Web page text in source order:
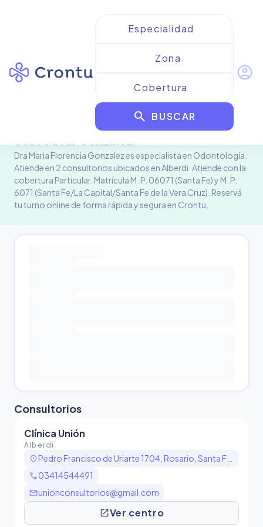
search BUSCAR
account_circle
Profesional de la salud
Dra. Maria Florencia
Dra Maria Florencia Gonzalez es especialista en Odontología.
Atiende en 2 consultorios ubicados en Alberdi. Atiende con la
cobertura Particular. Matrícula M. P. 06071 (Santa Fe) y M. P.
6071 (Santa Fe/La Capital/Santa Fe de la Vera Cruz). Reservá
tu turno online de forma rápida y segura en Crontu.
Consultorios
Clínica Unión
Alberdi
location_on
call03414544491
mailunionconsultorios@gmail.com
open_in_newVer centro